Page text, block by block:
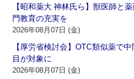
【昭和薬大 神林氏ら】獣医師と
門教育の充実を
2026年08月07日 (金)
【厚労省検討会】OTC類似薬で
目が対象に
2026年08月07日 (金)